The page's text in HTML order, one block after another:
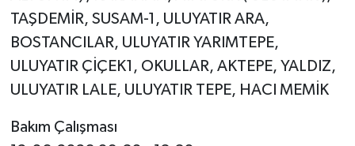
TAŞDEMİR, SUSAM-1, ULUYATIR ARA,
BOSTANCILAR, ULUYATIR YARIMTEPE,
ULUYATIR ÇİÇEK1, OKULLAR, AKTEPE, YALDIZ,
ULUYATIR LALE, ULUYATIR TEPE, HACI MEMİK
Bakım Çalışması